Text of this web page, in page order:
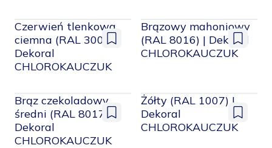
Dodaj
Czerwień tlenkowa
ciemna (RAL 3009) |
Dekoral
CHLOROKAUCZUK
Dodaj
do
Brązowy mahoniowy
(RAL 8016) | Dekoral
CHLOROKAUCZUK
Dodaj
Brąz czekoladowy
średni (RAL 8017) |
Dekoral
CHLOROKAUCZUK
Dodaj
do
Żółty (RAL 1007) |
Dekoral
CHLOROKAUCZUK